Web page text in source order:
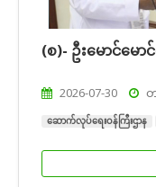
(စ)- ဦးမောင်မော
2026-07-30
ဆောက်လုပ်ရေးဝန်ကြီးဌာန